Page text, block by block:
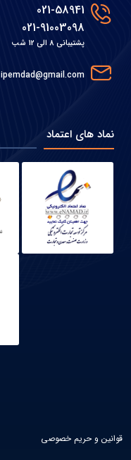
021-58941
021-91003098
پشتیبانی 8 الی 12 شب
ipemdad@gmail.com
نماد های اعتماد
قوانین و حریم خصوصی